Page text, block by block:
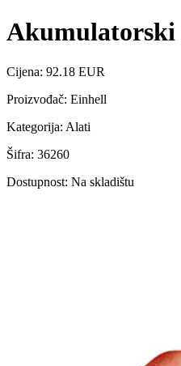
Akumulatorski
Cijena: 92.18 EUR
Proizvođač: Einhell
Kategorija: Alati
Šifra: 36260
Dostupnost: Na skladištu